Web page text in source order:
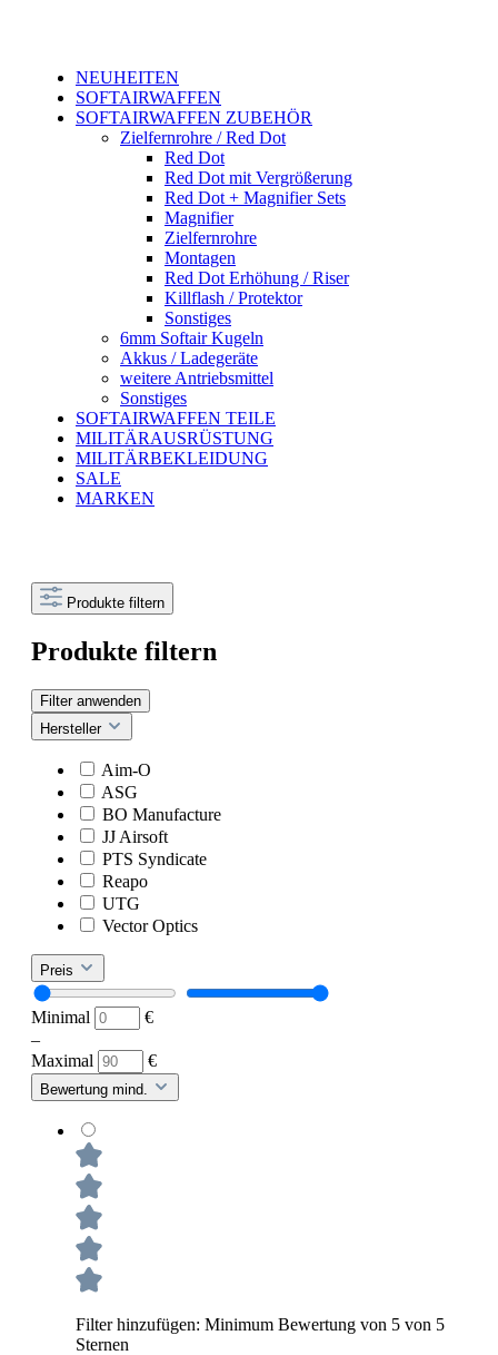
NEUHEITEN
SOFTAIRWAFFEN
SOFTAIRWAFFEN ZUBEHÖR
Zielfernrohre / Red Dot
Red Dot
Red Dot mit Vergrößerung
Red Dot + Magnifier Sets
Magnifier
Zielfernrohre
Montagen
Red Dot Erhöhung / Riser
Killflash / Protektor
Sonstiges
6mm Softair Kugeln
Akkus / Ladegeräte
weitere Antriebsmittel
Sonstiges
SOFTAIRWAFFEN TEILE
MILITÄRAUSRÜSTUNG
MILITÄRBEKLEIDUNG
SALE
MARKEN
Produkte filtern
Produkte filtern
Filter anwenden
Hersteller
Aim-O
ASG
BO Manufacture
JJ Airsoft
PTS Syndicate
Reapo
UTG
Vector Optics
Preis
Minimal
€
–
Maximal
€
Bewertung mind.
Filter hinzufügen: Minimum Bewertung von 5 von 5
Sternen